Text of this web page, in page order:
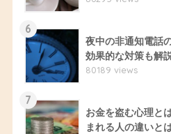
6
夜中の非通知電話
効果的な対策も解
80189 views
7
お金を盗む心理と
まれる人の違いと